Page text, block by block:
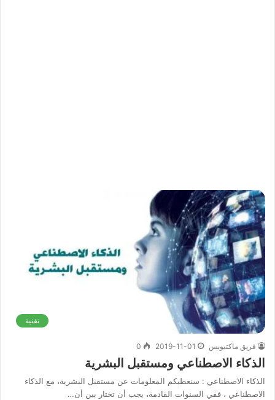
تقنية
فريق ماكتيوبس 2019-11-01
0
الذكاء الاصطناعي ومستقبل البشرية
الذكاء الاصطناعي : سنعطيكم المعلومات عن مستقبل البشرية، مع الذكاء
الاصطناعي ، ففي السنوات القادمة، يجب أن تختار بين أن…